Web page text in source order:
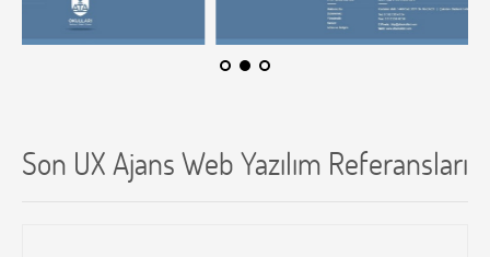
Son UX Ajans Web Yazılım Referansları